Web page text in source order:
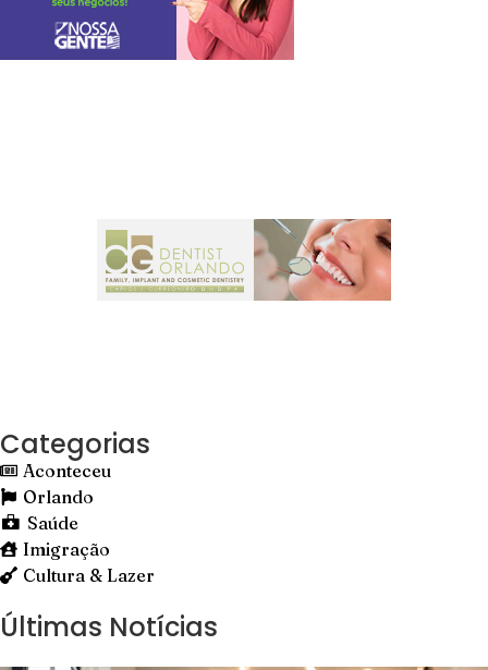
Categorias
Aconteceu
Orlando
Saúde
Imigração
Cultura & Lazer
Últimas Notícias